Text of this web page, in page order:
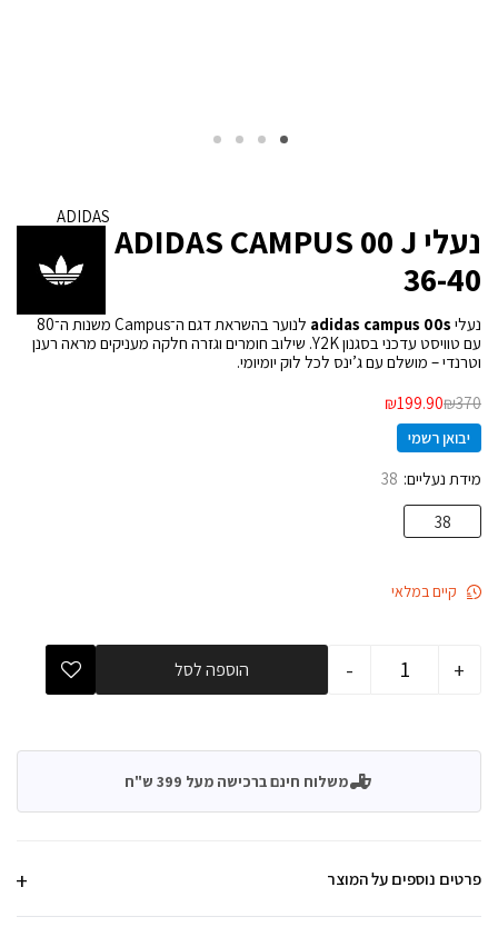
נעלי ADIDAS CAMPUS 00 J
36-40
ADIDAS
נעלי adidas campus 00s
לנוער בהשראת דגם ה־Campus משנות ה־80
עם טוויסט עדכני בסגנון Y2K. שילוב חומרים וגזרה חלקה מעניקים מראה רענן
וטרנדי – מושלם עם ג’ינס לכל לוק יומיומי.
₪370
₪199.90
יבואן רשמי
מידת נעליים 38
38
קיים במלאי
- + הוספה לסל
משלוח חינם ברכישה מעל 399 ש"ח
פרטים נוספים על המוצר